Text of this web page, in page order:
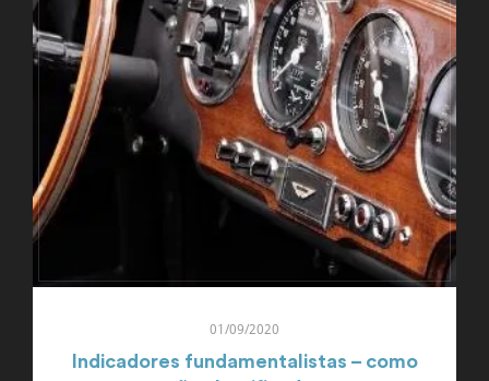
01/09/2020
Indicadores fundamentalistas – como